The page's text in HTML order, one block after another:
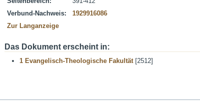
Verbund-Nachweis:
1929916086
Zur Langanzeige
Das Dokument erscheint in:
1 Evangelisch-Theologische Fakultät[2512]